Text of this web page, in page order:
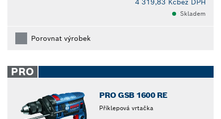
4 319,83 Kčbez DPH
Skladem
Porovnat výrobek
PRO
PRO GSB 1600 RE
Příklepová vrtačka